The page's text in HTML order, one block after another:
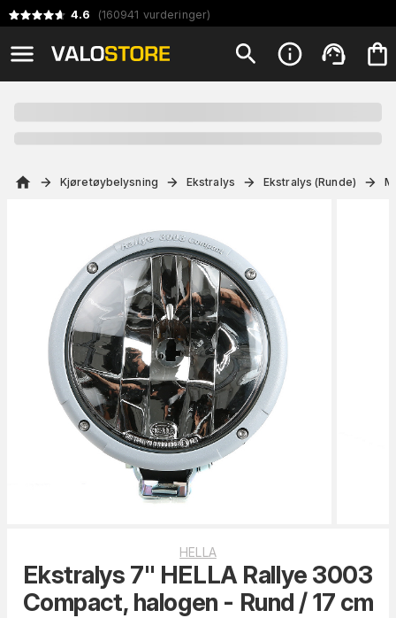
4.6 (160941 vurderinger)
Kjøretøybelysning Ekstralys Ekstralys (Runde)
HELLA
Ekstralys 7" HELLA Rallye 3003
Compact, halogen - Rund / 17 cm